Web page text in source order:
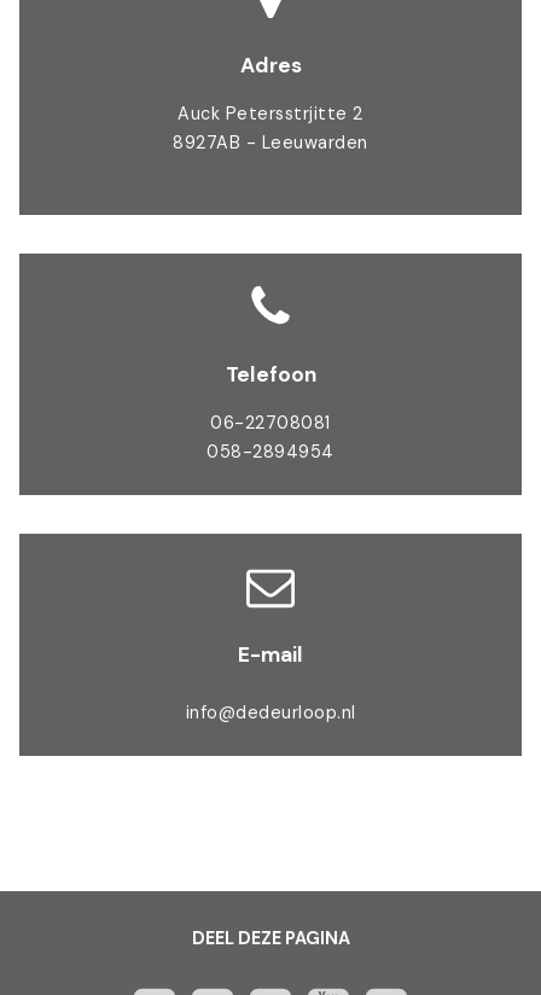
Adres
Auck Petersstrjitte 2
8927AB - Leeuwarden
Telefoon
06-22708081
058-2894954
E-mail
info@dedeurloop.nl
DEEL DEZE PAGINA